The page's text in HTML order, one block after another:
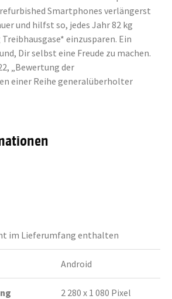
Smartphones verlängerst
und hilfst so, jedes Jahr 82 kg
einzusparen. Ein
Dir selbst eine Freude zu machen.
„Bewertung der
einer Reihe generalüberholter
im Lieferumfang enthalten
Android
2 280 x 1 080 Pixel